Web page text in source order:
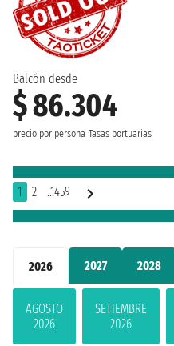
2026 2027 2028
AGOSTO
2026
SETIEMBRE
2026
Balcón desde
$ 86.304
precio por persona Tasas portuarias
1 2 ..1459